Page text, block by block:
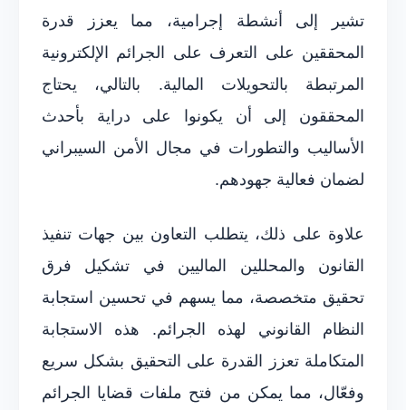
تشير إلى أنشطة إجرامية، مما يعزز قدرة
المحققين على التعرف على الجرائم الإلكترونية
المرتبطة بالتحويلات المالية. بالتالي، يحتاج
المحققون إلى أن يكونوا على دراية بأحدث
الأساليب والتطورات في مجال الأمن السيبراني
لضمان فعالية جهودهم.
علاوة على ذلك، يتطلب التعاون بين جهات تنفيذ
القانون والمحللين الماليين في تشكيل فرق
تحقيق متخصصة، مما يسهم في تحسين استجابة
النظام القانوني لهذه الجرائم. هذه الاستجابة
المتكاملة تعزز القدرة على التحقيق بشكل سريع
وفعّال، مما يمكن من فتح ملفات قضايا الجرائم